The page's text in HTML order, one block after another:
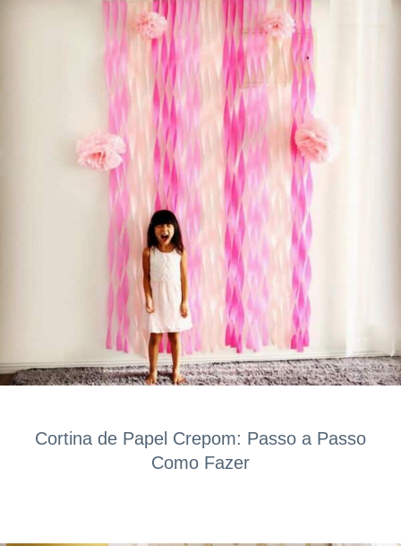
Cortina de Papel Crepom: Passo a Passo
Como Fazer